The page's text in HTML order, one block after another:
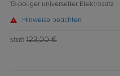
13-poliger universeller Elektrosatz
Hinweise beachten
statt 123,00 €